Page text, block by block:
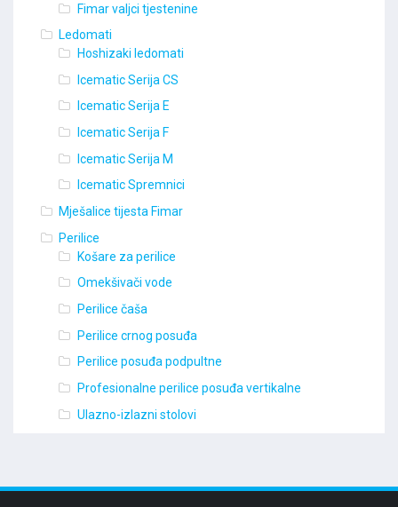
Fimar valjci tjestenine
Ledomati
Hoshizaki ledomati
Icematic Serija CS
Icematic Serija E
Icematic Serija F
Icematic Serija M
Icematic Spremnici
Mješalice tijesta Fimar
Perilice
Košare za perilice
Omekšivači vode
Perilice čaša
Perilice crnog posuđa
Perilice posuđa podpultne
Profesionalne perilice posuđa vertikalne
Ulazno-izlazni stolovi